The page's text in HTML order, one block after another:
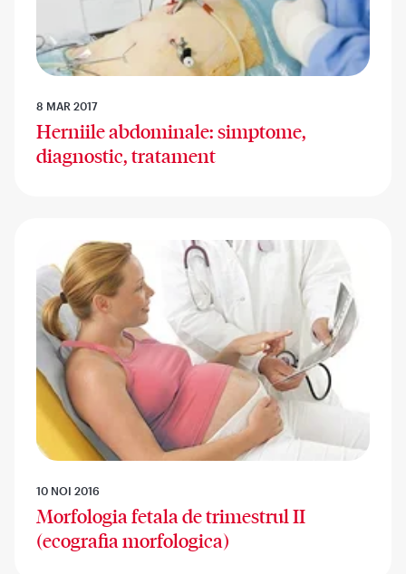
8 MAR 2017
Herniile abdominale: simptome,
diagnostic, tratament
10 NOI 2016
Morfologia fetala de trimestrul II
(ecografia morfologica)